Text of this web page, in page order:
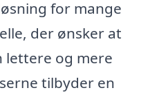
for mange
der ønsker at
lettere og mere
tilbyder en